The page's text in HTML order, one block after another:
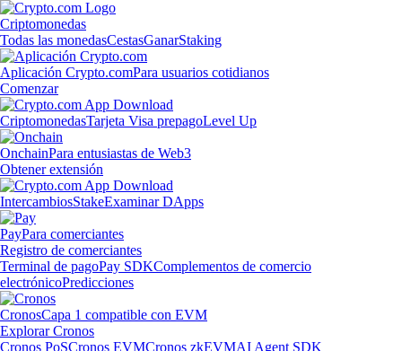
Criptomonedas
Todas las monedasCestasGanarStaking
Aplicación Crypto.comPara usuarios cotidianos
Comenzar
CriptomonedasTarjeta Visa prepagoLevel Up
OnchainPara entusiastas de Web3
Obtener extensión
IntercambiosStakeExaminar DApps
PayPara comerciantes
Registro de comerciantes
Terminal de pagoPay SDKComplementos de comercio
electrónicoPredicciones
CronosCapa 1 compatible con EVM
Explorar Cronos
Cronos PoSCronos EVMCronos zkEVMAI Agent SDK